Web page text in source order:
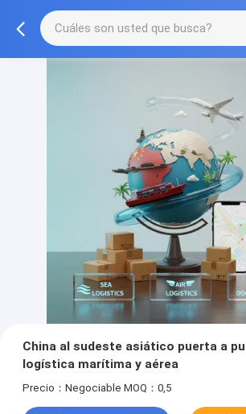
China al sudeste asiático puerta a
logística marítima y aérea
Precio：Negociable MOQ：0,5